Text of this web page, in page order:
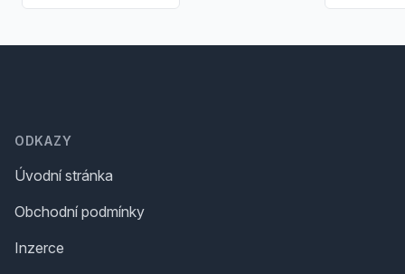
ODKAZY
Úvodní stránka
Obchodní podmínky
Inzerce